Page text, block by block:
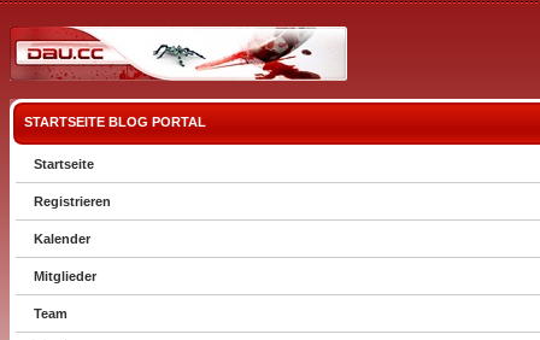
STARTSEITE BLOG PORTAL
Startseite
Registrieren
Kalender
Mitglieder
Team